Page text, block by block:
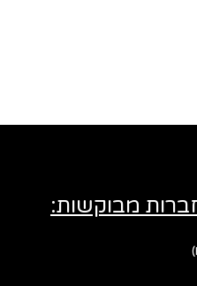
מבוקשות: